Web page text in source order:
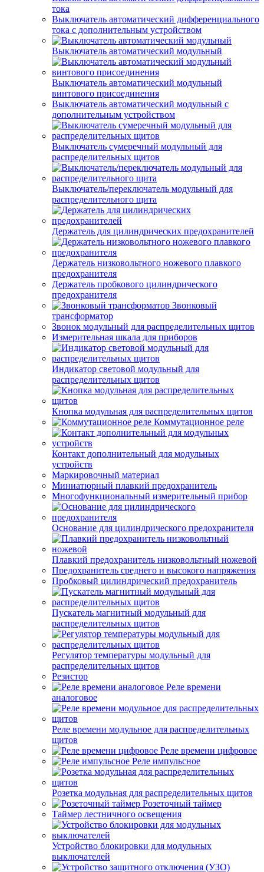
тока
Выключатель автоматический дифференциального
тока с дополнительным устройством
Выключатель автоматический модульный
Выключатель автоматический модульный
винтового присоединения
Выключатель автоматический модульный с
дополнительным устройством
Выключатель сумеречный модульный для
распределительных щитов
Выключатель/переключатель модульный для
распределительного щита
Держатель для цилиндрических предохранителей
Держатель низковольтного ножевого плавкого
предохранителя
Держатель пробкового цилиндрического
предохранителя
Звонковый
трансформатор
Звонок модульный для распределительных щитов
Измерительная шкала для приборов
Индикатор световой модульный для
распределительных щитов
Кнопка модульная для распределительных щитов
Коммутационное реле
Контакт дополнительный для модульных
устройств
Маркировочный материал
Миниатюрный плавкий предохранитель
Многофункциональный измерительный прибор
Основание для цилиндрического предохранителя
Плавкий предохранитель низковольтный ножевой
Предохранитель среднего и высокого напряжения
Пробковый цилиндрический предохранитель
Пускатель магнитный модульный для
распределительных щитов
Регулятор температуры модульный для
распределительных щитов
Резистор
Реле времени
аналоговое
Реле времени модульное для распределительных
щитов
Реле времени цифровое
Реле импульсное
Розетка модульная для распределительных щитов
Розеточный таймер
Таймер лестничного освещения
Устройство блокировки для модульных
выключателей